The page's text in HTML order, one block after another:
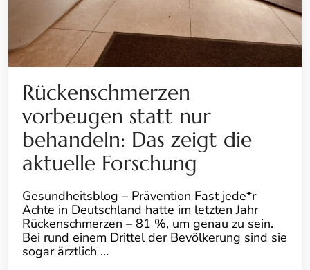
Rückenschmerzen
vorbeugen statt nur
behandeln: Das zeigt die
aktuelle Forschung
Gesundheitsblog – Prävention Fast jede*r
Achte in Deutschland hatte im letzten Jahr
Rückenschmerzen – 81 %, um genau zu sein.
Bei rund einem Drittel der Bevölkerung sind sie
sogar ärztlich …